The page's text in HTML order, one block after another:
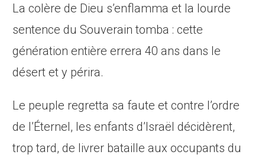
La colère de Dieu s’enflamma et la lourde
sentence du Souverain tomba : cette
génération entière errera 40 ans dans le
désert et y périra.
Le peuple regretta sa faute et contre l’ordre
de l’Éternel, les enfants d’Israël décidèrent,
trop tard, de livrer bataille aux occupants du